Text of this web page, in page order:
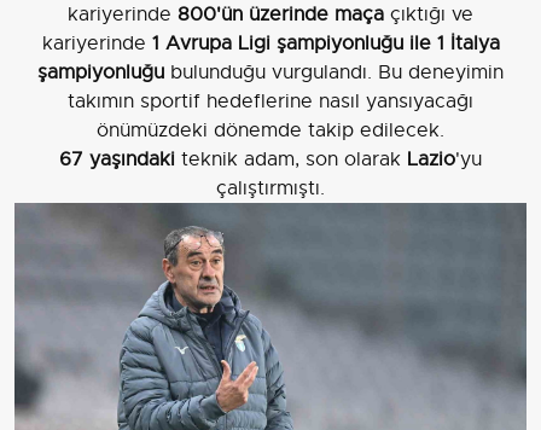
kariyerinde 800'ün üzerinde maça çıktığı ve
kariyerinde 1 Avrupa Ligi şampiyonluğu ile 1 İtalya
şampiyonluğu bulunduğu vurgulandı. Bu deneyimin
takımın sportif hedeflerine nasıl yansıyacağı
önümüzdeki dönemde takip edilecek.
67 yaşındaki teknik adam, son olarak Lazio'yu
çalıştırmıştı.